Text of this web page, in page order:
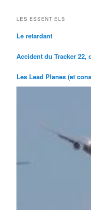
LES ESSENTIELS
Le retardant
Accident du Tracker
Les Lead Planes (et